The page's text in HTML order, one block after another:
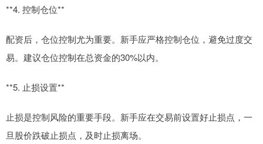
**4. 控制仓位**
配资后，仓位控制尤为重要。新手应严格控制仓位，避免过度交
易。建议仓位控制在总资金的30%以内。
**5. 止损设置**
止损是控制风险的重要手段。新手应在交易前设置好止损点，一
旦股价跌破止损点，及时止损离场。